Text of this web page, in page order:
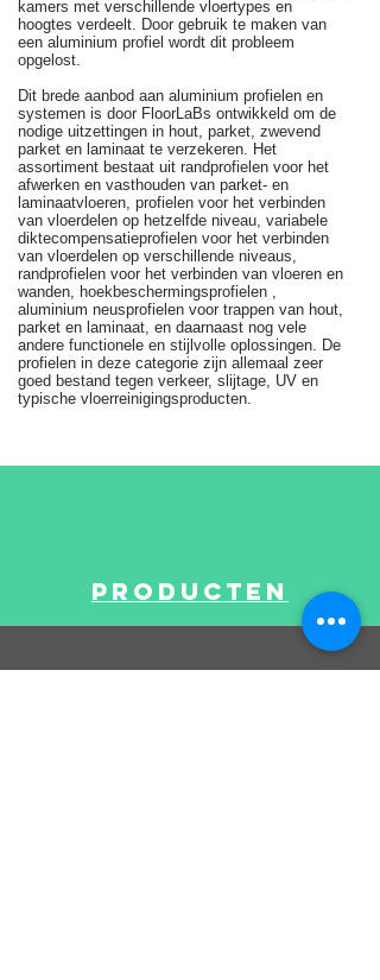
kamers met verschillende vloertypes en
hoogtes verdeelt. Door gebruik te maken van
een aluminium profiel wordt dit probleem
opgelost.
Dit brede aanbod aan aluminium profielen en
systemen is door FloorLaBs ontwikkeld om de
nodige uitzettingen in hout, parket, zwevend
parket en laminaat te verzekeren. Het
assortiment bestaat uit randprofielen voor het
afwerken en vasthouden van parket- en
laminaatvloeren, profielen voor het verbinden
van vloerdelen op hetzelfde niveau, variabele
diktecompensatieprofielen voor het verbinden
van vloerdelen op verschillende niveaus,
randprofielen voor het verbinden van vloeren en
wanden, hoekbeschermingsprofielen ,
aluminium neusprofielen voor trappen van hout,
parket en laminaat, en daarnaast nog vele
andere functionele en stijlvolle oplossingen. De
profielen in deze categorie zijn allemaal zeer
goed bestand tegen verkeer, slijtage, UV en
typische vloerreinigingsproducten.
producten